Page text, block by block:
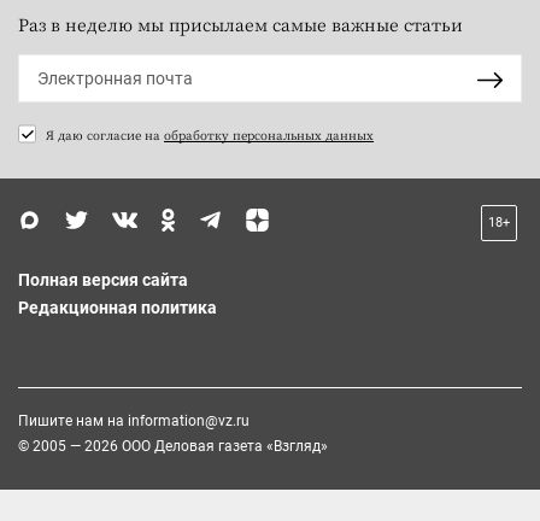
Раз в неделю мы присылаем самые важные статьи
Я даю согласие на обработку персональных данных
18+
Полная версия сайта
Редакционная политика
Пишите нам на information@vz.ru
© 2005 — 2026 ООО Деловая газета «Взгляд»